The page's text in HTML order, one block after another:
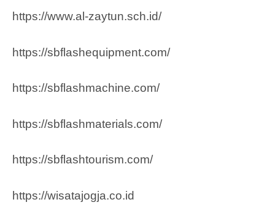
https://www.al-zaytun.sch.id/
https://sbflashequipment.com/
https://sbflashmachine.com/
https://sbflashmaterials.com/
https://sbflashtourism.com/
https://wisatajogja.co.id